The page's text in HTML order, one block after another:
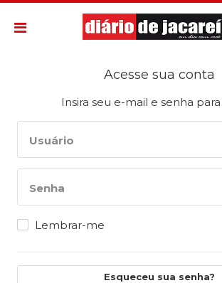
Acesse sua conta
Insira seu e-mail e senha
Usuário
Senha
Lembrar-me
Esqueceu sua senha?